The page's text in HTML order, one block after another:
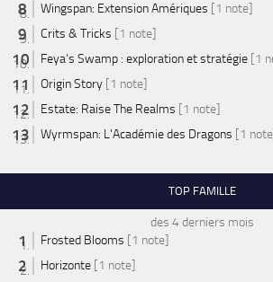
Wingspan: Extension Amériques [1 note]
Crits & Tricks [1 note]
Feya’s Swamp : exploration et stratégie [1
Origin Story [1 note]
Estate: Raise The Realms [1 note]
Wyrmspan: L'Académie des Dragons [1
TOP FAMILLE
des 4 derniers mois
Frosted Blooms [1 note]
Horizonte [1 note]